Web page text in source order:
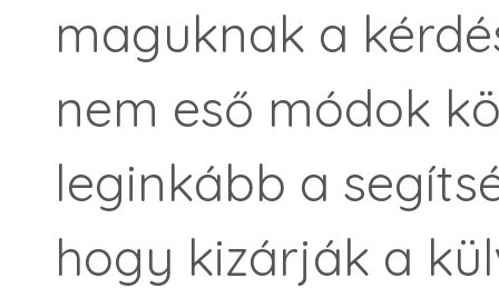
maguknak a
nem eső módok
leginkább a
hogy kizárják a